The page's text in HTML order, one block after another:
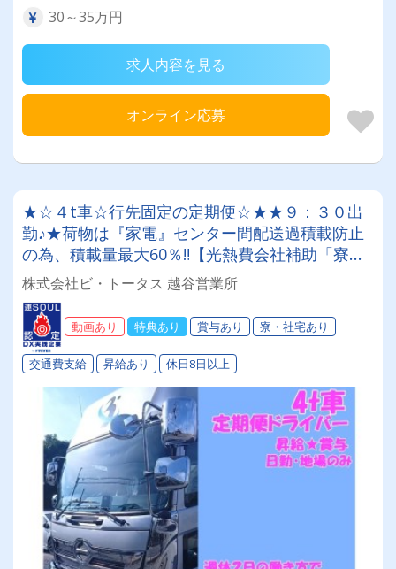
30～35万円
求人内容を見る
オンライン応募
★☆４t車☆行先固定の定期便☆★★９：３０出
勤♪★荷物は『家電』センター間配送過積載防止
の為、積載量最大60％‼【光熱費会社補助「寮」
あり！】拘束時間11時間内！
株式会社ビ・トータス 越谷営業所
動画あり 特典あり 賞与あり 寮・社宅あり
交通費支給 昇給あり 休日8日以上